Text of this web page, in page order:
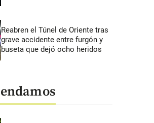
Reabren el Túnel de Oriente tras
grave accidente entre furgón y
buseta que dejó ocho heridos